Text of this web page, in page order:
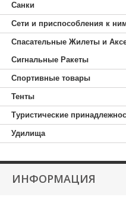
Санки
Сети и приспособления к
Спасательные Жилеты и
Сигнальные Ракеты
Спортивные товары
Тенты
Туристические
Удилища
ИНФОРМАЦИЯ